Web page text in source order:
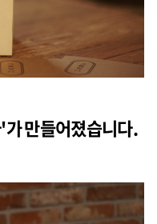
만들어졌습니다.